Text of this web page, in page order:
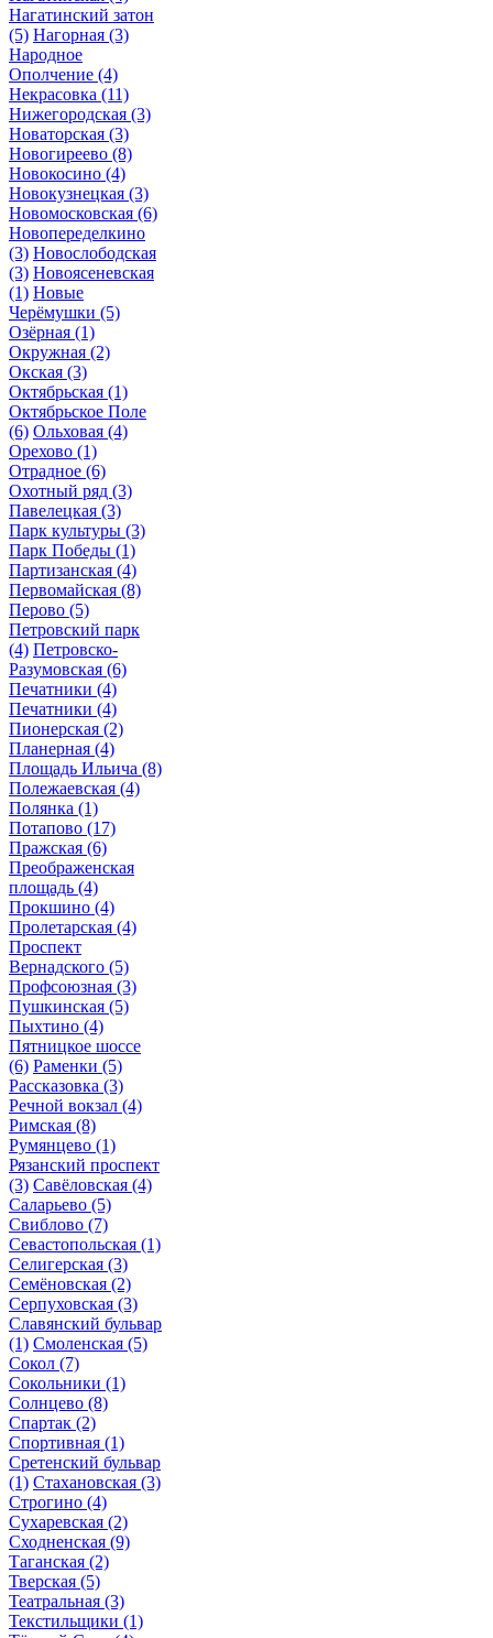
Нагатинский затон
(5) Нагорная (3)
Народное
Ополчение (4)
Некрасовка (11)
Нижегородская (3)
Новаторская (3)
Новогиреево (8)
Новокосино (4)
Новокузнецкая (3)
Новомосковская (6)
Новопеределкино
(3) Новослободская
(3) Новоясеневская
(1) Новые
Черёмушки (5)
Озёрная (1)
Окружная (2)
Окская (3)
Октябрьская (1)
Октябрьское Поле
(6) Ольховая (4)
Орехово (1)
Отрадное (6)
Охотный ряд (3)
Павелецкая (3)
Парк культуры (3)
Парк Победы (1)
Партизанская (4)
Первомайская (8)
Перово (5)
Петровский парк
(4) Петровско-
Разумовская (6)
Печатники (4)
Печатники (4)
Пионерская (2)
Планерная (4)
Площадь Ильича (8)
Полежаевская (4)
Полянка (1)
Потапово (17)
Пражская (6)
Преображенская
площадь (4)
Прокшино (4)
Пролетарская (4)
Проспект
Вернадского (5)
Профсоюзная (3)
Пушкинская (5)
Пыхтино (4)
Пятницкое шоссе
(6) Раменки (5)
Рассказовка (3)
Речной вокзал (4)
Римская (8)
Румянцево (1)
Рязанский проспект
(3) Савёловская (4)
Саларьево (5)
Свиблово (7)
Севастопольская (1)
Селигерская (3)
Семёновская (2)
Серпуховская (3)
Славянский бульвар
(1) Смоленская (5)
Сокол (7)
Сокольники (1)
Солнцево (8)
Спартак (2)
Спортивная (1)
Сретенский бульвар
(1) Стахановская (3)
Строгино (4)
Сухаревская (2)
Сходненская (9)
Таганская (2)
Тверская (5)
Театральная (3)
Текстильщики (1)